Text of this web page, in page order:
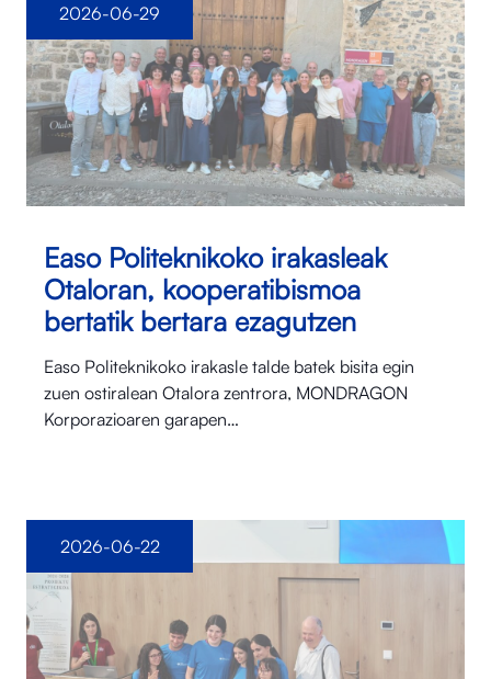
Easo Politeknikoko irakasleak
Otaloran, kooperatibismoa
bertatik bertara ezagutzen
Easo Politeknikoko irakasle talde batek bisita egin
zuen ostiralean Otalora⁠ zentrora, MONDRAGON
Korporazioaren garapen…
2026-06-29
2026-06-22